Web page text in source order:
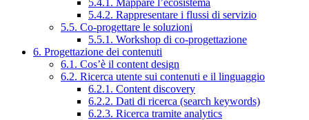
5.4.1. Mappare l’ecosistema
5.4.2. Rappresentare i flussi di servizio
5.5. Co-progettare le soluzioni
5.5.1. Workshop di co-progettazione
6. Progettazione dei contenuti
6.1. Cos’è il content design
6.2. Ricerca utente sui contenuti e il linguaggio
6.2.1. Content discovery
6.2.2. Dati di ricerca (search keywords)
6.2.3. Ricerca tramite analytics